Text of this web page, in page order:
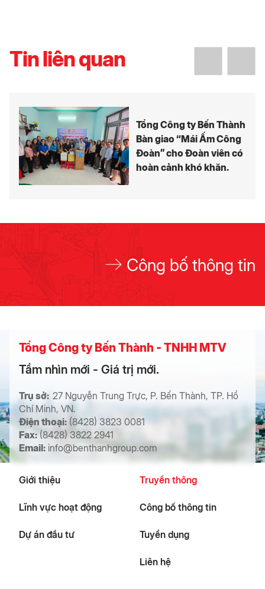
Tin liên quan
Tổng Công ty Bến Thành
Bàn giao “Mái Ấm Công
Đoàn” cho Đoàn viên có
hoàn cảnh khó khăn.
Công bố thông tin
Tổng Công ty Bến Thành - TNHH MTV
Tầm nhìn mới - Giá trị mới.
Trụ sở: 27 Nguyễn Trung Trực, P. Bến Thành, TP. Hồ
Chí Minh, VN.
Điện thoại: (8428) 3823 0081
Fax:(8428) 3822 2941
Email: info@benthanhgroup.com
Giới thiệu
Lĩnh vực hoạt động
Dự án đầu tư
Truyền thông
Công bố thông tin
Tuyển dụng
Liên hệ